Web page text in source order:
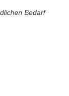
Bedarf